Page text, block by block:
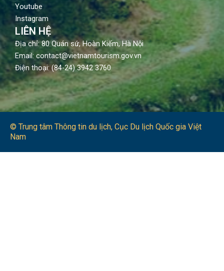
Youtube
Instagram
LIÊN HỆ
Địa chỉ: 80 Quán sứ, Hoàn Kiếm, Hà Nội
Email: contact@vietnamtourism.gov.vn
Điện thoại: (84-24) 3942 3760
© Trung tâm Thông tin du lịch​, Cục Du lịch Quốc gia Việt
Nam